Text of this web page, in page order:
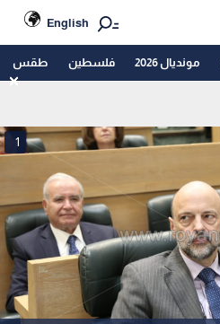
English
مونديال 2026 فلسطين طقس
1